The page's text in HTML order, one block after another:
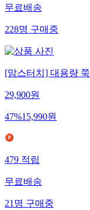
무료배송
228명구매중
[맘스터치] 대용량
29,900원
47%15,990원
479적립
무료배송
21명구매중